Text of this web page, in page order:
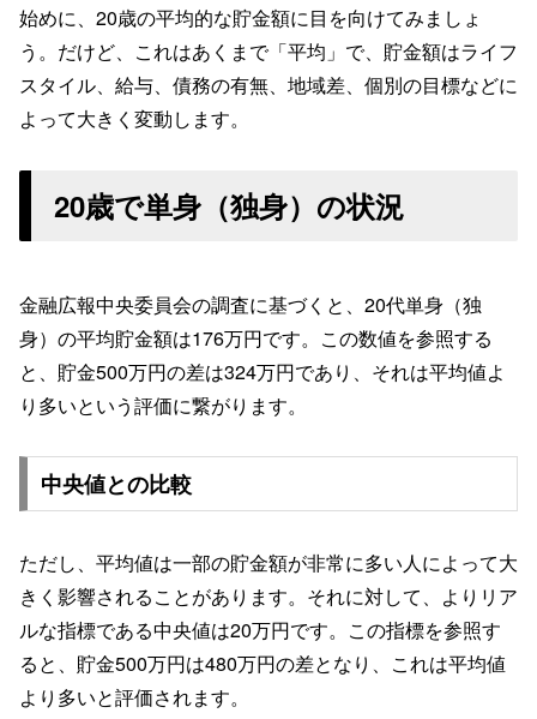
始めに、20歳の平均的な貯金額に目を向けてみましょ
う。だけど、これはあくまで「平均」で、貯金額はライフ
スタイル、給与、債務の有無、地域差、個別の目標などに
よって大きく変動します。
20歳で単身（独身）の状況
金融広報中央委員会の調査に基づくと、20代単身（独
身）の平均貯金額は176万円です。この数値を参照する
と、貯金500万円の差は324万円であり、それは平均値よ
り多いという評価に繋がります。
中央値との比較
ただし、平均値は一部の貯金額が非常に多い人によって大
きく影響されることがあります。それに対して、よりリア
ルな指標である中央値は20万円です。この指標を参照す
ると、貯金500万円は480万円の差となり、これは平均値
より多いと評価されます。